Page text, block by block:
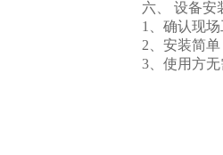
六、 设备安
1、确认现场
2、安装简单
3、使用方无